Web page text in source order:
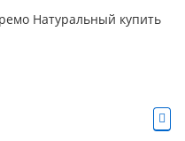
Натуральный купить